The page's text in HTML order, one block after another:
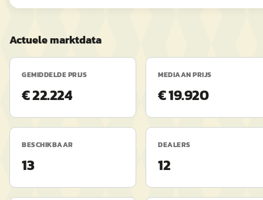
Actuele marktdata
GEMIDDELDE PRIJS
€ 22.224
MEDIAAN PRIJS
€ 19.920
BESCHIKBAAR
13
DEALERS
12